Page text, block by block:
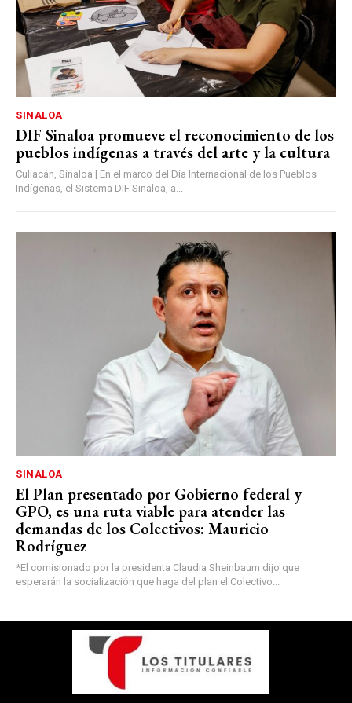
SINALOA
DIF Sinaloa promueve el reconocimiento de los
pueblos indígenas a través del arte y la cultura
Culiacán, Sinaloa | En el marco del Día Internacional de los Pueblos
Indígenas, el Sistema DIF Sinaloa, a...
SINALOA
El Plan presentado por Gobierno federal y
GPO, es una ruta viable para atender las
demandas de los Colectivos: Mauricio
Rodríguez
*El comisionado por la presidenta Claudia Sheinbaum dijo que
esperarán la socialización que haga del plan el Colectivo...